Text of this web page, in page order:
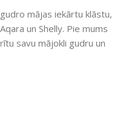
PIEEJAMAIS
mājas iekārtu klāstu,
un Shelly. Pie mums
savu mājokli gudru un